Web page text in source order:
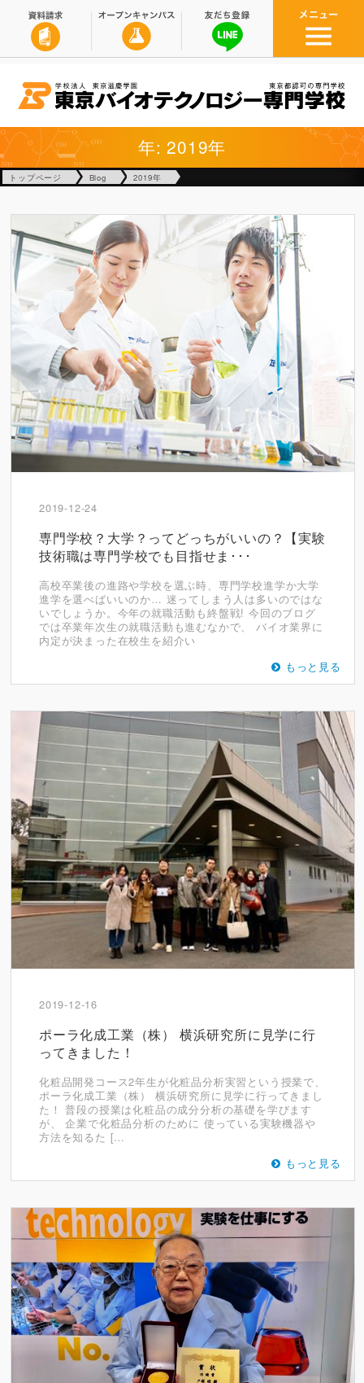
年: 2019年
トップページ Blog 2019年
2019-12-24
専門学校？大学？ってどっちがいいの？【実験
技術職は専門学校でも目指せま･･･
高校卒業後の進路や学校を選ぶ時、専門学校進学か大学
進学を選べばいいのか… 迷ってしまう人は多いのではな
いでしょうか。今年の就職活動も終盤戦! 今回のブログ
では卒業年次生の就職活動も進むなかで、 バイオ業界に
内定が決まった在校生を紹介い
もっと見る
2019-12-16
ポーラ化成工業（株） 横浜研究所に見学に行
ってきました！
化粧品開発コース2年生が化粧品分析実習という授業で、
ポーラ化成工業（株） 横浜研究所に見学に行ってきまし
た！ 普段の授業は化粧品の成分分析の基礎を学びます
が、 企業で化粧品分析のために 使っている実験機器や
方法を知るた […
もっと見る